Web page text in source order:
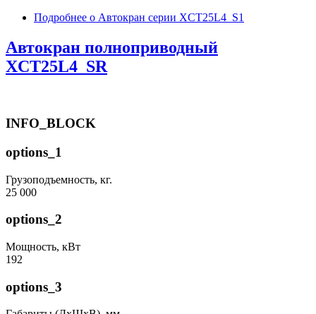
Подробнее о Автокран серии XCT25L4_S1
Автокран полноприводный
XCT25L4_SR
INFO_BLOCK
options_1
Грузоподъемность, кг.
25 000
options_2
Мощность, кВт
192
options_3